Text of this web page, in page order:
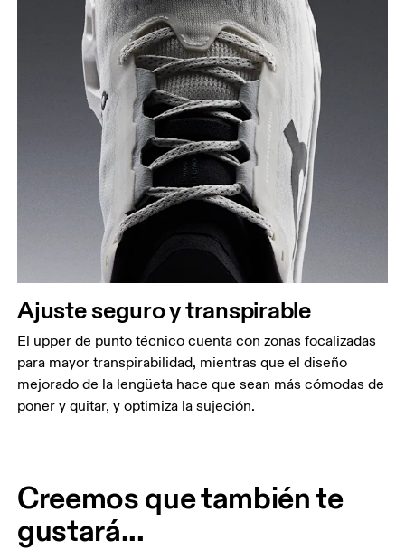
Ajuste seguro y transpirable
El upper de punto técnico cuenta con zonas focalizadas
para mayor transpirabilidad, mientras que el diseño
mejorado de la lengüeta hace que sean más cómodas de
poner y quitar, y optimiza la sujeción.
Creemos que también te
gustará...